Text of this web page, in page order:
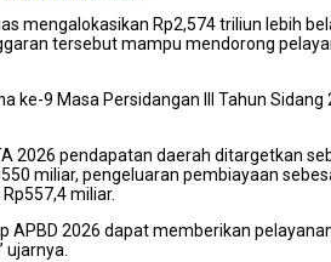
mengalokasikan Rp2,574 triliun lebih
tersebut mampu mendorong
ke-9 Masa Persidangan III Tahun Sidang
2026 pendapatan daerah ditargetkan
miliar, pengeluaran pembiayaan
miliar.
APBD 2026 dapat memberikan
ujarnya.